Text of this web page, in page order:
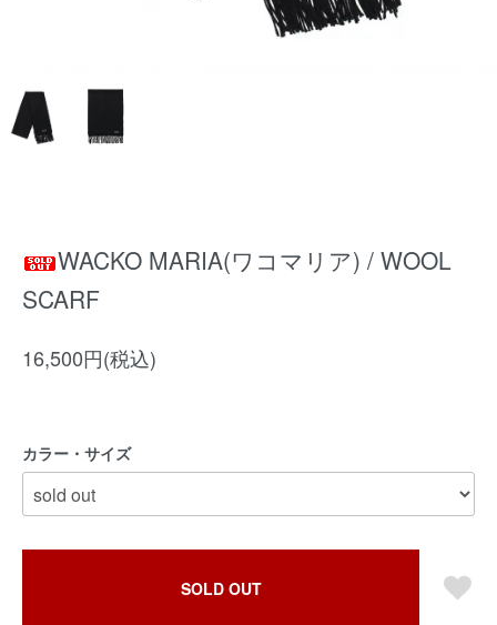
WACKO MARIA(ワコマリア) / WOOL
SCARF
16,500円(税込)
カラー・サイズ
SOLD OUT